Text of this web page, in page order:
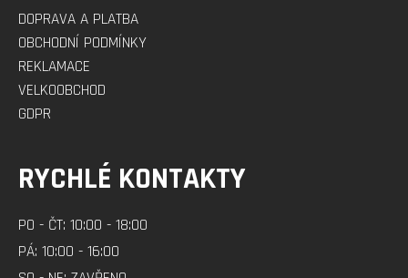
DOPRAVA A PLATBA
OBCHODNÍ PODMÍNKY
REKLAMACE
VELKOOBCHOD
GDPR
RYCHLÉ KONTAKTY
PO - ČT: 10:00 - 18:00
PÁ: 10:00 - 16:00